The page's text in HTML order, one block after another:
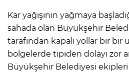
Kar yağışının yağmaya
sahada olan Büyükşehir
tarafından kapalı yollar bir bir
bölgelerde tipiden dolayı zor
Büyükşehir Belediyesi ekipleri